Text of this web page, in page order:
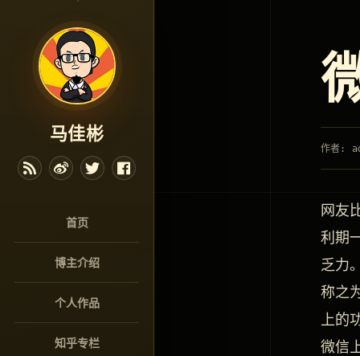
马佳彬
首页
博主介绍
个人作品
知乎专栏
作者:
网友
利期
乏力
称之
上的
微信